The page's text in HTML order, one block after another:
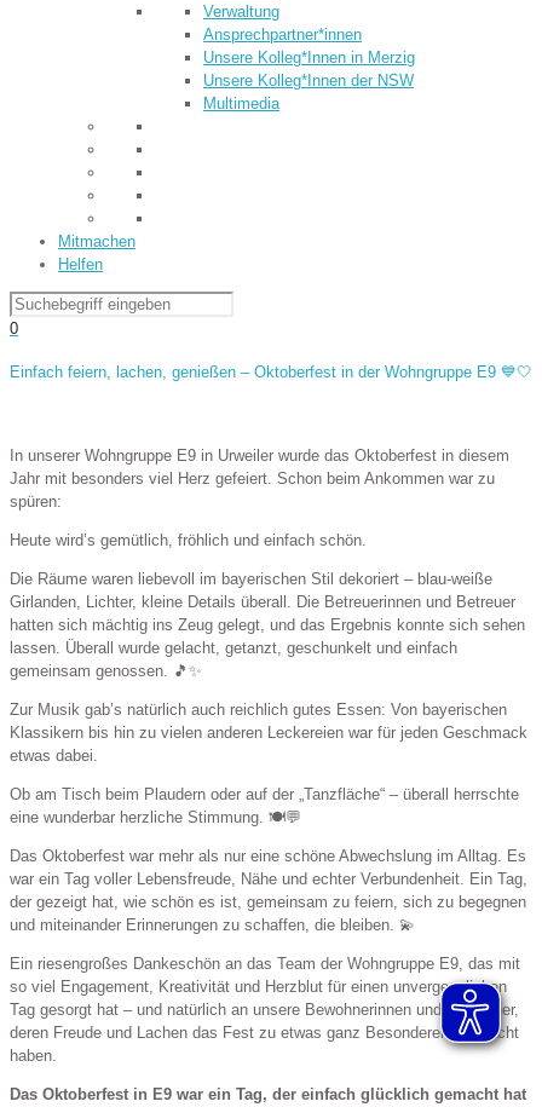
Verwaltung
Ansprechpartner*innen
Unsere Kolleg*Innen in Merzig
Unsere Kolleg*Innen der NSW
Multimedia
Mitmachen
Helfen
0
Einfach feiern, lachen, genießen – Oktoberfest in der Wohngruppe E9 💙🤍
In unserer Wohngruppe E9 in Urweiler wurde das Oktoberfest in diesem
Jahr mit besonders viel Herz gefeiert. Schon beim Ankommen war zu
spüren:
Heute wird’s gemütlich, fröhlich und einfach schön.
Die Räume waren liebevoll im bayerischen Stil dekoriert – blau-weiße
Girlanden, Lichter, kleine Details überall. Die Betreuerinnen und Betreuer
hatten sich mächtig ins Zeug gelegt, und das Ergebnis konnte sich sehen
lassen. Überall wurde gelacht, getanzt, geschunkelt und einfach
gemeinsam genossen. 🎵✨
Zur Musik gab’s natürlich auch reichlich gutes Essen: Von bayerischen
Klassikern bis hin zu vielen anderen Leckereien war für jeden Geschmack
etwas dabei.
Ob am Tisch beim Plaudern oder auf der „Tanzfläche“ – überall herrschte
eine wunderbar herzliche Stimmung. 🍽️💬
Das Oktoberfest war mehr als nur eine schöne Abwechslung im Alltag. Es
war ein Tag voller Lebensfreude, Nähe und echter Verbundenheit. Ein Tag,
der gezeigt hat, wie schön es ist, gemeinsam zu feiern, sich zu begegnen
und miteinander Erinnerungen zu schaffen, die bleiben. 💫
Ein riesengroßes Dankeschön an das Team der Wohngruppe E9, das mit
so viel Engagement, Kreativität und Herzblut für einen unvergesslichen
Tag gesorgt hat – und natürlich an unsere Bewohnerinnen und Bewohner,
deren Freude und Lachen das Fest zu etwas ganz Besonderem gemacht
haben.
Das Oktoberfest in E9 war ein Tag, der einfach glücklich gemacht hat